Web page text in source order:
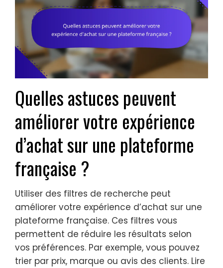
Quelles astuces peuvent
améliorer votre expérience
d’achat sur une plateforme
française ?
Utiliser des filtres de recherche peut
améliorer votre expérience d’achat sur une
plateforme française. Ces filtres vous
permettent de réduire les résultats selon
vos préférences. Par exemple, vous pouvez
trier par prix, marque ou avis des clients. Lire